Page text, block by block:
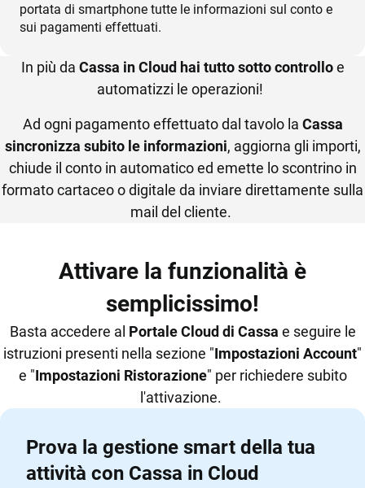
portata di smartphone tutte le informazioni sul conto e
sui pagamenti effettuati.
In più da Cassa in Cloud hai tutto sotto controlloe
automatizzi le operazioni!
Ad ogni pagamento effettuato dal tavolo la Cassa
sincronizza subito le informazioni, aggiorna gli importi,
chiude il conto in automatico ed emette lo scontrino in
formato cartaceo o digitale da inviare direttamente sulla
mail del cliente.
Attivare la funzionalità è
semplicissimo!
Basta accedere al Portale Cloud di Cassa e seguire le
istruzioni presenti nella sezione "Impostazioni Account"
e "Impostazioni Ristorazione" per richiedere subito
l'attivazione.
Prova la gestione smart della tua
attività con Cassa in Cloud